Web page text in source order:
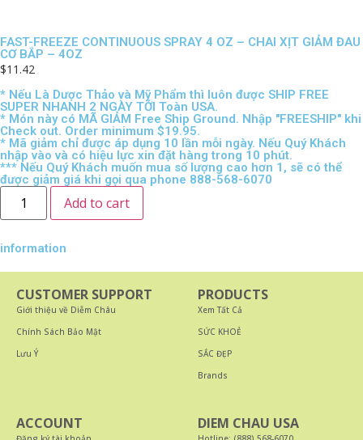
FAST-FREEZE CONTINUOUS SPRAY 4 OZ – CHAI XỊT GIẢM ĐAU
CƠ BẮP – 4OZ
$11.42
* Nếu Là Dược Thảo và Mỹ Phẩm thì luôn được SHIP FREE
SUPER NHANH 2 NGÀY TỚI Toàn USA.
* Món này có MÃ GIẢM Free Ship Ground. Nhập "FREESHIP" khi
Check out. Order minimum $19.95.
* Mã giảm chỉ được áp dụng 10 lần mỗi ngày. Nếu Quý Khách
nhập vào và có hiệu lực xin đặt hàng trong 10 phút.
*** Nếu Quý Khách muốn mua số lượng cao hơn 1, sẽ có thể
được giảm giá khi gọi qua phone 888-568-6070
Add to cart
information
CUSTOMER SUPPORT
Giới thiệu về Diễm Châu
Chính Sách Bảo Mật
Lưu Ý
PRODUCTS
Xem Tất Cả
SỨC KHOẺ
SẮC ĐẸP
Brands
ACCOUNT DIEM CHAU USA